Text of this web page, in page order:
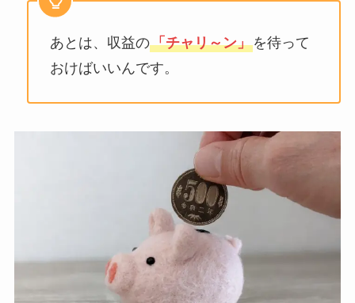
あとは、収益の「チャリ～ン」を待って
おけばいいんです。